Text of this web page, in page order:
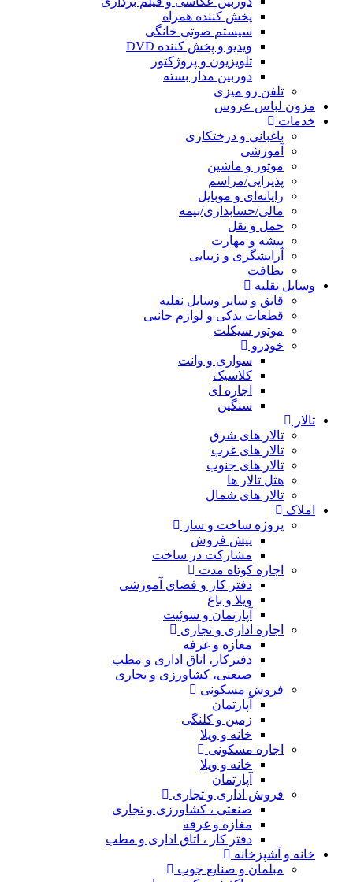
پخش کننده همراه
سیستم صوتی خانگی
ویدیو و پخش کننده DVD
تلویزیون و پروژکتور
دوربین مدار بسته
تلفن رو میزی
مزون لباس عروس
خدمات
باغبانی و درختکاری
آموزشی
موتور و ماشین
پذیرایی/مراسم
رایانه‌ای و موبایل
مالی/حسابداری/بیمه
حمل و نقل
پیشه و مهارت
آرایشگری و زیبایی
نظافت
وسایل نقلیه
قایق و سایر وسایل نقلیه
قطعات یدکی و لوازم جانبی
موتور سیکلت
خودرو
سواری و وانت
کلاسیک
اجاره ای
سنگین
تالار
تالار های شرق
تالار های غرب
تالار های جنوب
هتل تالار ها
تالار های شمال
املاک
پروژه ساخت و ساز
پیش فروش
مشارکت در ساخت
اجاره کوتاه مدت
دفتر کار و فضای آموزشی
ویلا و باغ
آپارتمان و سوئیت
اجاره اداری و تجاری
مغازه و غرفه
دفترکار، اتاق اداری و مطب
صنعتی، کشاورزی و تجاری
فروش مسکونی
آپارتمان
زمین و کلنگی
خانه و ویلا
اجاره مسکونی
خانه و ویلا
آپارتمان
فروش اداری و تجاری
صنعتی ، کشاورزی و تجاری
مغازه و غرفه
دفتر کار ، اتاق اداری و مطب
خانه و آشپزخانه
مبلمان و صنایع چوب